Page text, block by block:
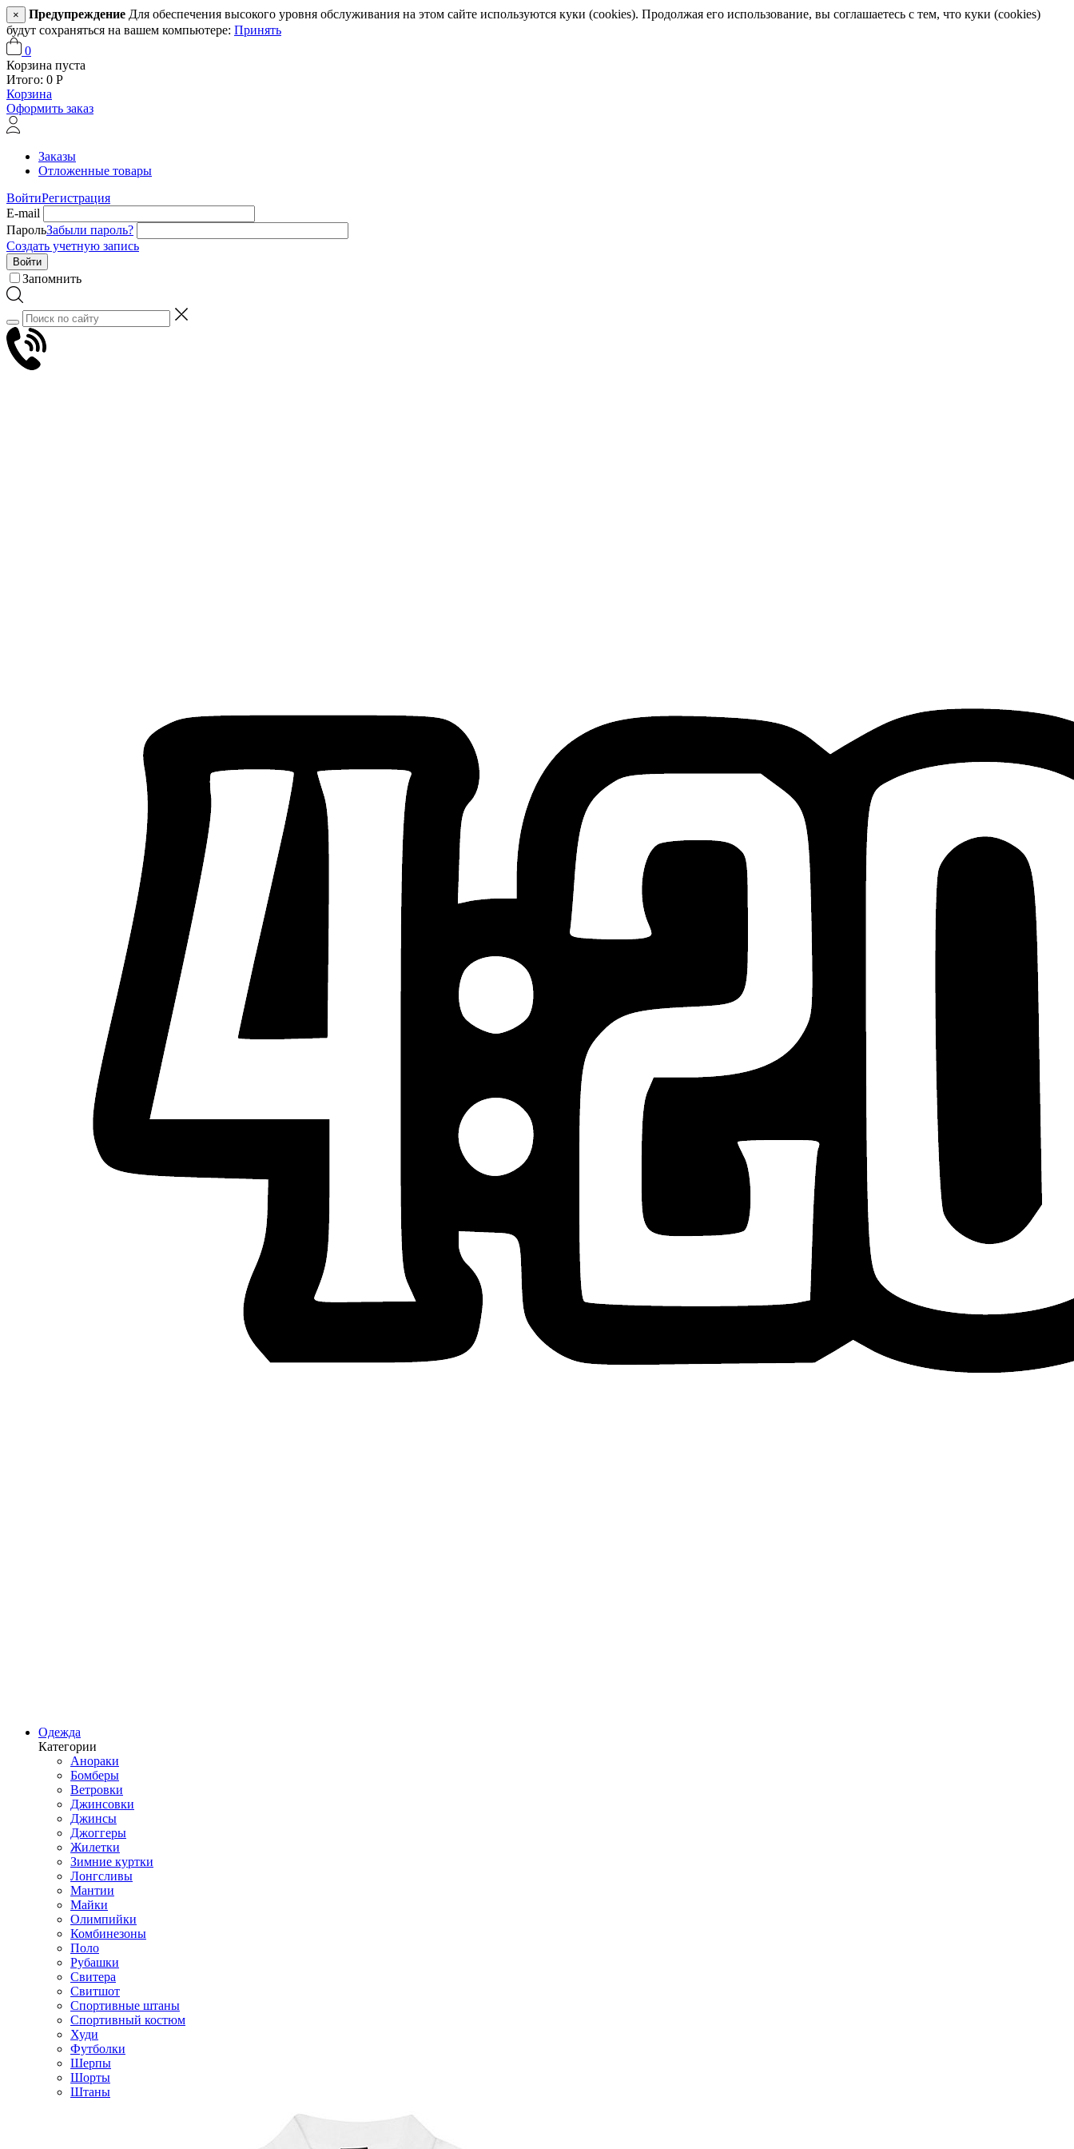
× Предупреждение Для обеспечения высокого уровня обслуживания на этом сайте используются куки (cookies). Продолжая его использование, вы соглашаетесь с тем, что куки (cookies)
будут сохраняться на вашем компьютере: Принять
0
Корзина пуста
Итого: 0 Р
Корзина
Оформить заказ
Заказы
Отложенные товары
ВойтиРегистрация
E-mail
ПарольЗабыли пароль?
Создать учетную запись
Войти
Запомнить
Одежда
Категории
Анораки
Бомберы
Ветровки
Джинсовки
Джинсы
Джоггеры
Жилетки
Зимние куртки
Лонгсливы
Мантии
Майки
Олимпийки
Комбинезоны
Поло
Рубашки
Свитера
Свитшот
Спортивные штаны
Спортивный костюм
Худи
Футболки
Шерпы
Шорты
Штаны